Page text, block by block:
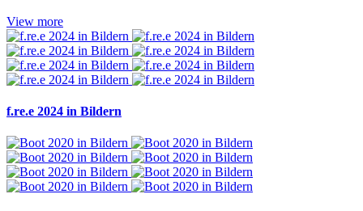
View more
f.re.e 2024 in Bildern